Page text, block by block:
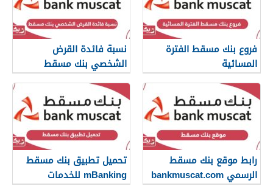
فروع بنك مسقط الفترة
المسائية
نسبة فائدة القرض
الشخصي بنك مسقط
رابط موقع بنك مسقط
الرسمي bankmuscat.com
تحميل تطبيق بنك مسقط
mBanking للخدمات